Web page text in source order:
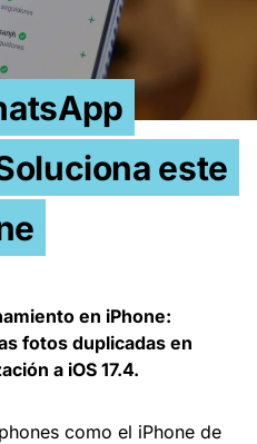
este
en iPhone:
fotos duplicadas en
a iOS 17.4.
como el iPhone de